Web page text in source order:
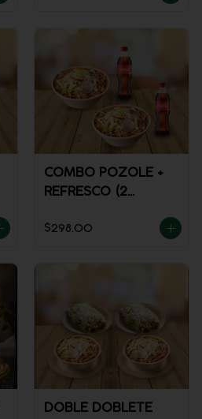
COMBO POZOLE +
REFRESCO (2
$298.00
DOBLE DOBLETE